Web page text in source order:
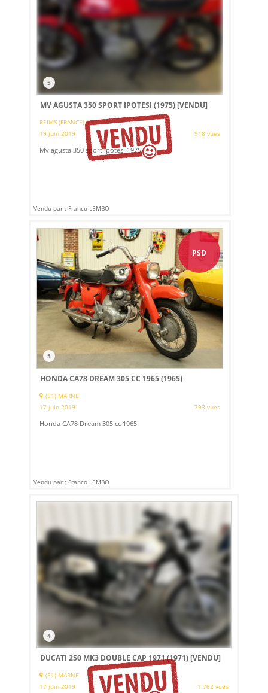
5
MV AGUSTA 350 SPORT IPOTESI (1975)[VENDU]
REIMS (FRANCE)
19 juin 2019
918 vues
Mv agusta 350 sport ipotesi 1975.
Vendu par : Franco LEMBO
PSD
5
HONDA CA78 DREAM 305 CC 1965 (1965)
(51) MARNE
17 juin 2019
793 vues
Honda CA78 Dream 305 cc 1965
Vendu par : Franco LEMBO
4
DUCATI 250 MK3 DOUBLE CAP 1971 (1971)[VENDU]
(51) MARNE
17 juin 2019
1 762 vues